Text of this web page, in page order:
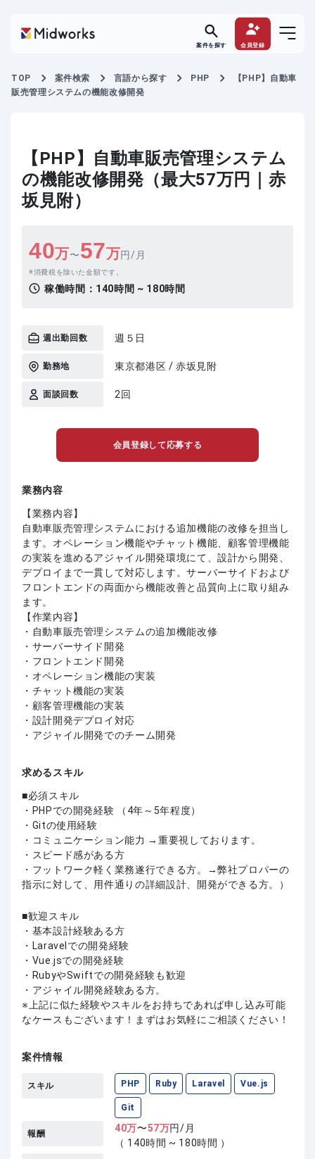
案件を探す 会員登録
TOP 案件検索 言語から探す PHP
【PHP】自動車
販売管理システムの機能改修開発
【PHP】自動車販売管理システム
の機能改修開発（最大57万円｜赤
坂見附）
40万〜57万円/月
消費税を除いた金額です。
稼働時間： 140時間 ~ 180時間
週出勤回数 週５日
勤務地 東京都港区 / 赤坂見附
面談回数 2回
会員登録して応募する
業務内容
【業務内容】
自動車販売管理システムにおける追加機能の改修を担当し
ます。オペレーション機能やチャット機能、顧客管理機能
の実装を進めるアジャイル開発環境にて、設計から開発、
デプロイまで一貫して対応します。サーバーサイドおよび
フロントエンドの両面から機能改善と品質向上に取り組み
ます。
【作業内容】
・自動車販売管理システムの追加機能改修
・サーバーサイド開発
・フロントエンド開発
・オペレーション機能の実装
・チャット機能の実装
・顧客管理機能の実装
・設計開発デプロイ対応
・アジャイル開発でのチーム開発
求めるスキル
必須スキル
・PHPでの開発経験 （4年～5年程度）
・Gitの使用経験
・コミュニケーション能力 →重要視しております。
・スピード感がある方
・フットワーク軽く業務遂行できる方。→弊社プロパーの
指示に対して、用件通りの詳細設計、開発ができる方。）
歓迎スキル
・基本設計経験ある方
・Laravelでの開発経験
・Vue.jsでの開発経験
・RubyやSwiftでの開発経験も歓迎
・アジャイル開発経験ある方。
上記に似た経験やスキルをお持ちであれば申し込み可能
なケースもございます！まずはお気軽にご相談ください！
案件情報
スキル PHP Ruby Laravel Vue.js
Git
報酬 40万〜57万円/月
（ 140時間 ~ 180時間 ）